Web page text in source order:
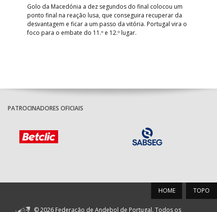
do final colocou um
recuperar da
vitória. Portugal vira o
arranque oficial das provas em setembro.
PATROCINADORES OFICIAIS
TOPO
HOME
© 2026 Federação de Andebol de Portugal. Todos os